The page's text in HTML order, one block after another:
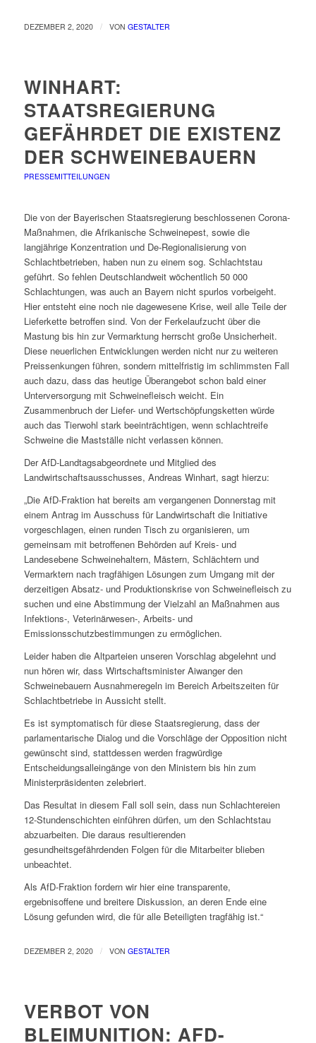
DEZEMBER 2, 2020 / VON GESTALTER
WINHART:
STAATSREGIERUNG
GEFÄHRDET DIE EXISTENZ
DER SCHWEINEBAUERN
PRESSEMITTEILUNGEN
Die von der Bayerischen Staatsregierung beschlossenen Corona-
Maßnahmen, die Afrikanische Schweinepest, sowie die
langjährige Konzentration und De-Regionalisierung von
Schlachtbetrieben, haben nun zu einem sog. Schlachtstau
geführt. So fehlen Deutschlandweit wöchentlich 50 000
Schlachtungen, was auch an Bayern nicht spurlos vorbeigeht.
Hier entsteht eine noch nie dagewesene Krise, weil alle Teile der
Lieferkette betroffen sind. Von der Ferkelaufzucht über die
Mastung bis hin zur Vermarktung herrscht große Unsicherheit.
Diese neuerlichen Entwicklungen werden nicht nur zu weiteren
Preissenkungen führen, sondern mittelfristig im schlimmsten Fall
auch dazu, dass das heutige Überangebot schon bald einer
Unterversorgung mit Schweinefleisch weicht. Ein
Zusammenbruch der Liefer- und Wertschöpfungsketten würde
auch das Tierwohl stark beeinträchtigen, wenn schlachtreife
Schweine die Mastställe nicht verlassen können.
Der AfD-Landtagsabgeordnete und Mitglied des
Landwirtschaftsausschusses, Andreas Winhart, sagt hierzu:
„Die AfD-Fraktion hat bereits am vergangenen Donnerstag mit
einem Antrag im Ausschuss für Landwirtschaft die Initiative
vorgeschlagen, einen runden Tisch zu organisieren, um
gemeinsam mit betroffenen Behörden auf Kreis- und
Landesebene Schweinehaltern, Mästern, Schlächtern und
Vermarktern nach tragfähigen Lösungen zum Umgang mit der
derzeitigen Absatz- und Produktionskrise von Schweinefleisch zu
suchen und eine Abstimmung der Vielzahl an Maßnahmen aus
Infektions-, Veterinärwesen-, Arbeits- und
Emissionsschutzbestimmungen zu ermöglichen.
Leider haben die Altparteien unseren Vorschlag abgelehnt und
nun hören wir, dass Wirtschaftsminister Aiwanger den
Schweinebauern Ausnahmeregeln im Bereich Arbeitszeiten für
Schlachtbetriebe in Aussicht stellt.
Es ist symptomatisch für diese Staatsregierung, dass der
parlamentarische Dialog und die Vorschläge der Opposition nicht
gewünscht sind, stattdessen werden fragwürdige
Entscheidungsalleingänge von den Ministern bis hin zum
Ministerpräsidenten zelebriert.
Das Resultat in diesem Fall soll sein, dass nun Schlachtereien
12-Stundenschichten einführen dürfen, um den Schlachtstau
abzuarbeiten. Die daraus resultierenden
gesundheitsgefährdenden Folgen für die Mitarbeiter blieben
unbeachtet.
Als AfD-Fraktion fordern wir hier eine transparente,
ergebnisoffene und breitere Diskussion, an deren Ende eine
Lösung gefunden wird, die für alle Beteiligten tragfähig ist.“
DEZEMBER 2, 2020 / VON GESTALTER
VERBOT VON
BLEIMUNITION: AFD-